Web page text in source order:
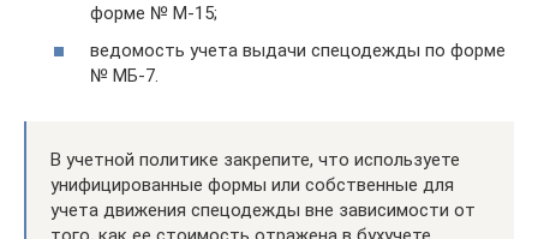
форме № М-15;
ведомость учета выдачи спецодежды по форме
№ МБ-7.
В учетной политике закрепите, что используете
унифицированные формы или собственные для
учета движения спецодежды вне зависимости от